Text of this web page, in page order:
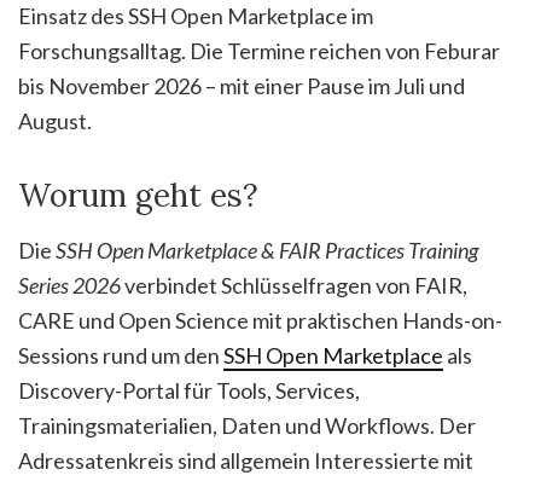
Einsatz des SSH Open Marketplace im
Forschungsalltag. Die Termine reichen von Feburar
bis November 2026 – mit einer Pause im Juli und
August.
Worum geht es?
DieSSH Open Marketplace & FAIR Practices Training
Series 2026verbindet Schlüsselfragen von FAIR,
CARE und Open Science mit praktischen Hands-on-
Sessions rund um denSSH Open Marketplace als
Discovery-Portal für Tools, Services,
Trainingsmaterialien, Daten und Workflows. Der
Adressatenkreis sind allgemein Interessierte mit